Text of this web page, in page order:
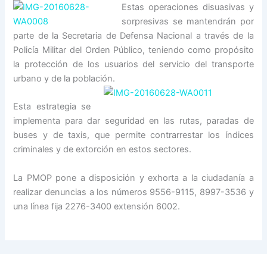
Estas operaciones disuasivas y
sorpresivas se mantendrán por
parte de la Secretaria de Defensa Nacional a través de la
Policía Militar del Orden Público, teniendo como propósito
la protección de los usuarios del servicio del transporte
urbano y de la población.
Esta estrategia se
implementa para dar seguridad en las rutas, paradas de
buses y de taxis, que permite contrarrestar los índices
criminales y de extorción en estos sectores.
La PMOP pone a disposición y exhorta a la ciudadanía a
realizar denuncias a los números 9556-9115, 8997-3536 y
una línea fija 2276-3400 extensión 6002.